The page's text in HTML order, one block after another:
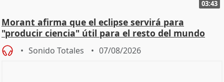
03:43
Morant afirma que el eclipse servirá para
"producir ciencia" útil para el resto del mundo
Sonido Totales 07/08/2026